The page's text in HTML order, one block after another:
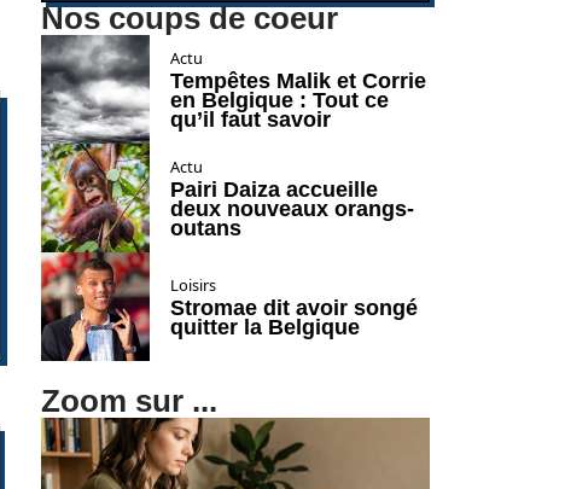
Nos coups de coeur
Actu
Tempêtes Malik et Corrie
en Belgique : Tout ce
qu’il faut savoir
Actu
Pairi Daiza accueille
deux nouveaux orangs-
outans
Loisirs
Stromae dit avoir songé
quitter la Belgique
Zoom sur ...